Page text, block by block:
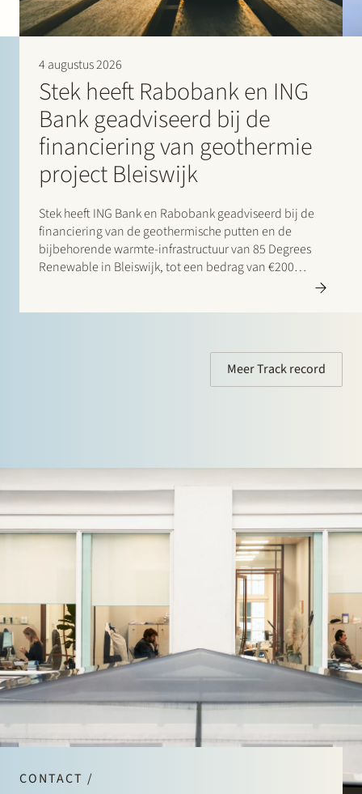
4 augustus 2026
Stek heeft Rabobank en ING
Bank geadviseerd bij de
financiering van geothermie
project Bleiswijk
Stek heeft ING Bank en Rabobank geadviseerd bij de
financiering van de geothermische putten en de
bijbehorende warmte-infrastructuur van 85 Degrees
Renewable in Bleiswijk, tot een bedrag van €200
Meer Track record
CONTACT /